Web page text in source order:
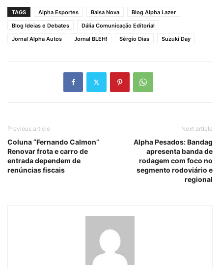
TAGS Alpha Esportes Balsa Nova
Blog Alpha Lazer
Blog Ideias e Debates
Dália Comunicação Editorial
Jornal Alpha Autos
Jornal BLEH! Sérgio Dias Suzuki Day
Previous article
Coluna “Fernando Calmon”
Renovar frota e carro de
entrada dependem de
renúncias fiscais
Next article
Alpha Pesados: Bandag
apresenta banda de
rodagem com foco no
segmento rodoviário e
regional